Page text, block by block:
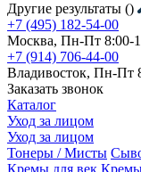
Другие результаты ()
+7 (495) 182-54-00
Москва, Пн-Пт 8:00-
+7 (914) 706-44-00
Владивосток, Пн-Пт
Заказать звонок
Каталог
Уход за лицом
Уход за лицом
Тонеры / Мисты
Кремы для век